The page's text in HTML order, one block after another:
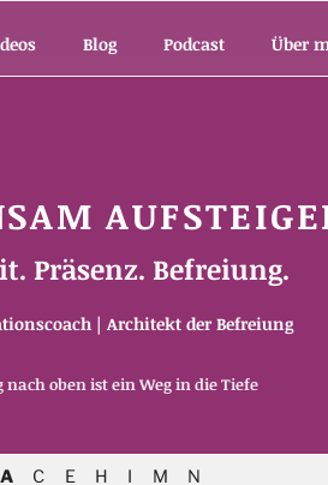
Präsenz. Befreiung.
| Architekt der Befreiung
nach oben ist ein Weg in die Tiefe
Blog Podcast Über
A C E H I M N